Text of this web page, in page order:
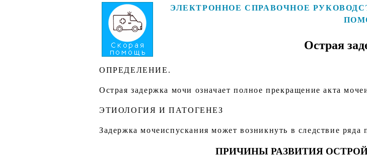
ЭЛЕКТРОННОЕ СПРАВОЧНОЕ
Острая
ОПРЕДЕЛЕНИЕ.
Острая задержка мочи означает полное прекращение акта
ЭТИОЛОГИЯ И ПАТОГЕНЕЗ
Задержка мочеиспускания может возникнуть в следствие
ПРИЧИНЫ РАЗВИТИЯ